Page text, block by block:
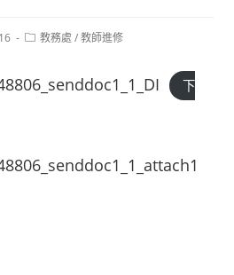
Post教務處 / 教師進修
下